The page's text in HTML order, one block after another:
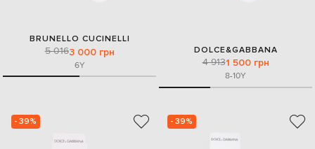
BRUNELLO CUCINELLI
5 0163 000 грн
6Y
DOLCE&GABBANA
4 9131 500 грн
8-10Y
- 39% - 39%